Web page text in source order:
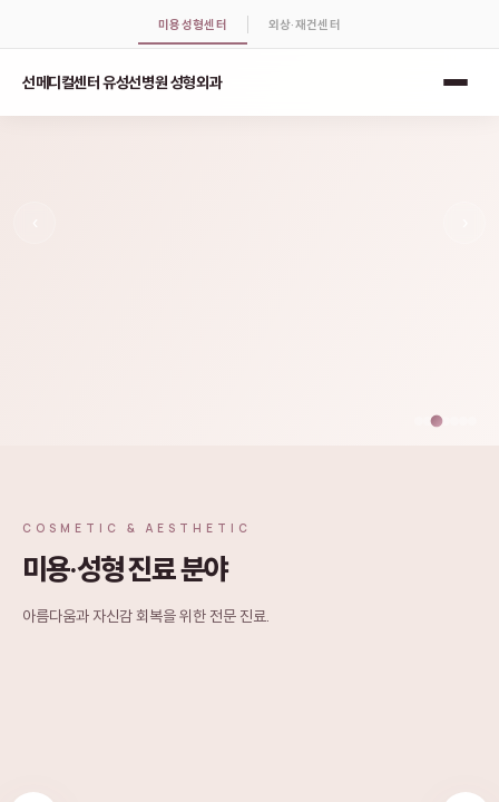
미용성형센터 외상·재건센터
선메디컬센터 유성선병원 성형외과
COSMETIC & AESTHETIC
미용·성형 진료 분야
아름다움과 자신감 회복을 위한 전문 진료.